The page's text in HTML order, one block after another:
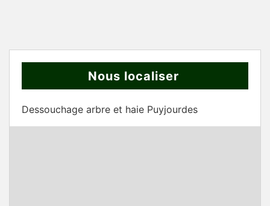
Nous localiser
Dessouchage arbre et haie Puyjourdes